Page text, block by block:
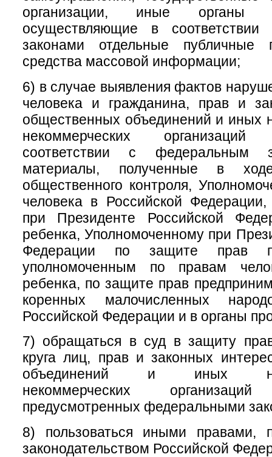
организации, иные органы
осуществляющие в
законами отдельные
средства массовой информации;
6) в случае выявления фактов
человека и гражданина, прав и
общественных объединений и иных
некоммерческих
соответствии с федеральным
материалы, полученные в
общественного контроля,
человека в Российской
при Президенте Российской
ребенка, Уполномоченному при
Федерации по защите прав
уполномоченным по правам
ребенка, по защите прав
коренных малочисленных
Российской Федерации и в органы
7) обращаться в суд в защиту
круга лиц, прав и законных
объединений и иных
некоммерческих
предусмотренных федеральными
8) пользоваться иными правами,
законодательством Российской